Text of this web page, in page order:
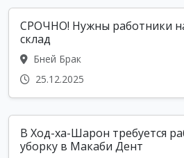
СРОЧНО! Нужны работники
склад
Бней Брак
25.12.2025
В Ход-ха-Шарон требуется
уборку в Макаби Дент